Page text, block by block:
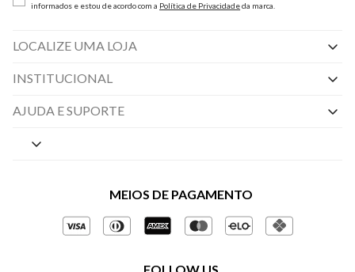
informados e estou de acordo com a Política de Privacidadeda marca.
LOCALIZE UMA LOJA
INSTITUCIONAL
Nossas Lojas
Políticas de Privacidade
Gestão de Privacidade
Ética e Sustentabilidade
AJUDA E SUPORTE
Central de Preferências
Perguntas frequentes
Regulamentos e Promoções
MEIOS DE PAGAMENTO